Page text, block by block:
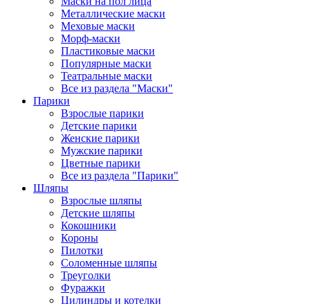
Металлические маски
Меховые маски
Морф-маски
Пластиковые маски
Популярные маски
Театральные маски
Все из раздела "Маски"
Парики
Взрослые парики
Детские парики
Женские парики
Мужские парики
Цветные парики
Все из раздела "Парики"
Шляпы
Взрослые шляпы
Детские шляпы
Кокошники
Короны
Пилотки
Соломенные шляпы
Треуголки
Фуражки
Цилиндры и котелки